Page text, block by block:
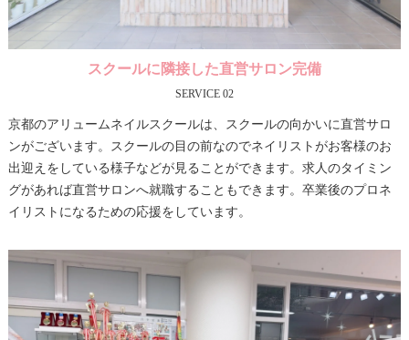
スクールに隣接した直営サロン完備
SERVICE 02
京都のアリュームネイルスクールは、スクールの向かいに直営サロ
ンがございます。スクールの目の前なのでネイリストがお客様のお
出迎えをしている様子などが見ることができます。求人のタイミン
グがあれば直営サロンへ就職することもできます。卒業後のプロネ
イリストになるための応援をしています。